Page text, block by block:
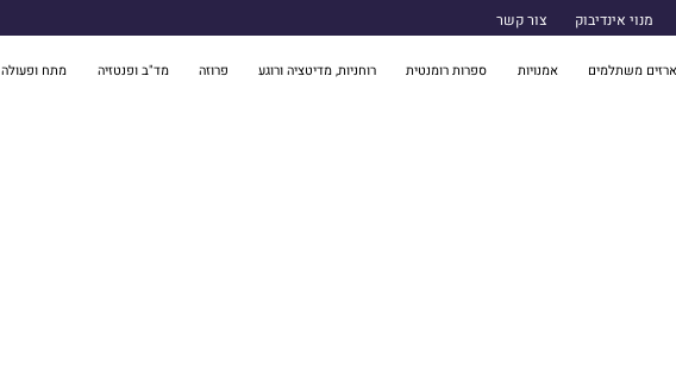
מנוי אינדיבוק צור קשר
משתלמים אמנויות ספרות רומנטית רוחניות, מדיטציה ורוגע פרוזה מד"ב ופנטזיה מתח ופעולה